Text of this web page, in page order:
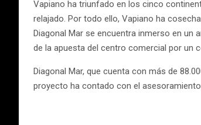
Vapiano ha triunfado en los cinco
relajado. Por todo ello, Vapiano ha
Diagonal Mar se encuentra inmerso en un
de la apuesta del centro comercial por un
Diagonal Mar, que cuenta con más de
proyecto ha contado con el